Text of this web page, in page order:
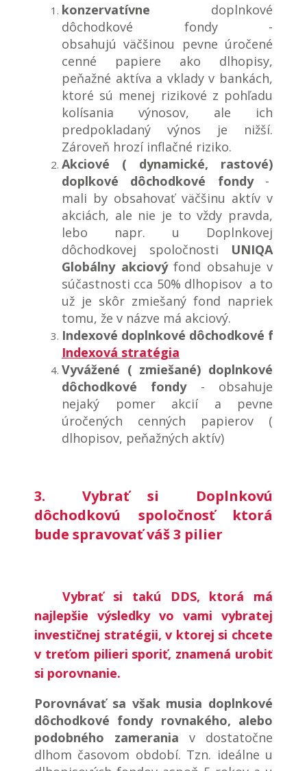
konzervatívne doplnkové
dôchodkové fondy
-
obsahujú väčšinou pevne úročené
cenné papiere ako dlhopisy,
peňažné aktíva a vklady v bankách,
ktoré sú menej rizikové z pohľadu
kolísania výnosov, ale ich
predpokladaný výnos je nižší.
Zároveň hrozí inflačné riziko.
Akciové ( dynamické, rastové)
doplkové dôchodkové fondy-
mali by obsahovať väčšinu aktív v
akciách, ale nie je to vždy pravda,
lebo napr. u Doplnkovej
dôchodkovej spoločnosti UNIQA
Globálny akciový fond obsahuje v
súčastnosti cca 50% dlhopisov a to
už je skôr zmiešaný fond napriek
tomu, že v názve má akciový.
Indexové doplnkové dôchodkové
Indexová stratégia
Vyvážené ( zmiešané) doplnkové
dôchodkové fondy- obsahuje
nejaký pomer akcií a pevne
úročených cenných papierov (
dlhopisov, peňažných aktív)
3. Vybrať si Doplnkovú
dôchodkovú spoločnosť ktorá
bude spravovať váš 3 pilier
Vybrať si takú DDS, ktorá má
najlepšie výsledky vo vami vybratej
investičnej stratégii, v ktorej si chcete
v treťom pilieri sporiť, znamená urobiť
si porovnanie.
Porovnávať sa však musia doplnkové
dôchodkové fondy rovnakého, alebo
podobného zamerania v dostatočne
dlhom časovom období. Tzn. ideálne u